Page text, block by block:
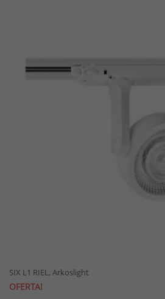
SIX L1 RIEL, Arkoslight
OFERTA!